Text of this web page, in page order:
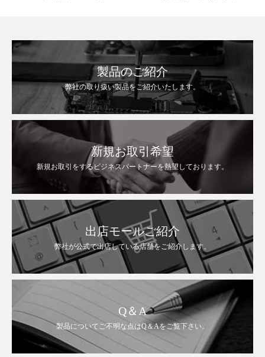
製品のご紹介
弊社の取り扱い製品をご紹介いたします。
新規お取引希望
新規お取引をするビジネスパートナーを熱望しております。
出店モールご紹介
弊社が公式で出店している店舗をご紹介します。
Q＆A
製品についてご不明な点はQ＆Aをご覧下さい。